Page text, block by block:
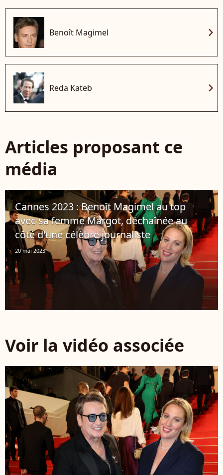
Benoît Magimel chevron_right
Reda Kateb chevron_right
Articles proposant ce
média
Cannes 2023 : Benoît Magimel au top
avec sa femme Margot, déchaînée au
côté d'une célèbre journaliste
20 mai 2023
Voir la vidéo associée